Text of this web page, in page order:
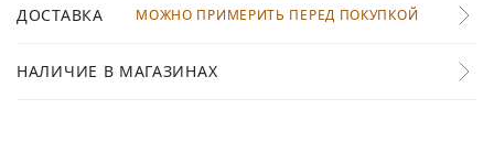
ДОСТАВКА МОЖНО ПРИМЕРИТЬ ПЕРЕД ПОКУПКОЙ
НАЛИЧИЕ В МАГАЗИНАХ